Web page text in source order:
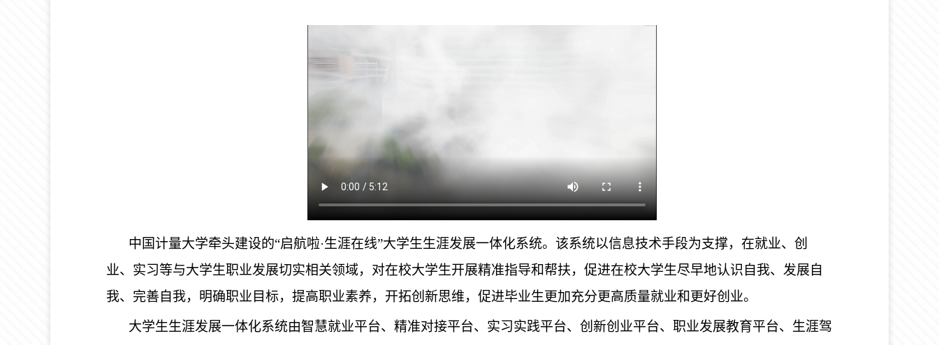
中国计量大学牵头建设的“启航啦·生涯在线”大学生生涯发展一体化系统。该系统以信息技术手段为支撑，在就业、创
业、实习等与大学生职业发展切实相关领域，对在校大学生开展精准指导和帮扶，促进在校大学生尽早地认识自我、发展自
我、完善自我，明确职业目标，提高职业素养，开拓创新思维，促进毕业生更加充分更高质量就业和更好创业。
大学生生涯发展一体化系统由智慧就业平台、精准对接平台、实习实践平台、创新创业平台、职业发展教育平台、生涯驾